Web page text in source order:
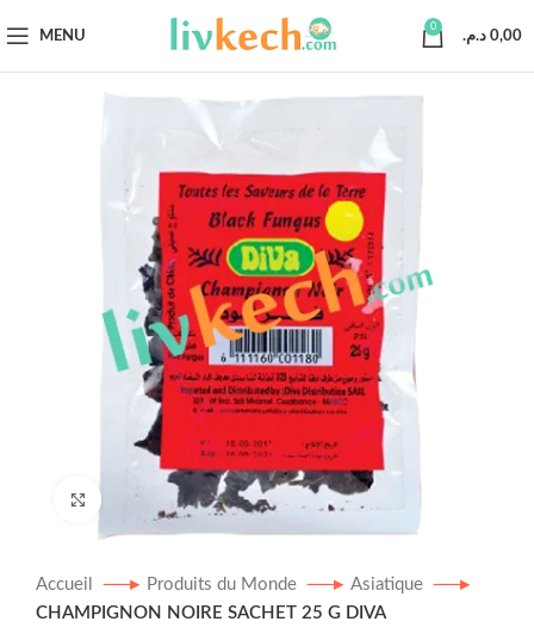
MENU
0
0,00 د.م.
Click to enlarge
Accueil Produits du Monde
Asiatique
CHAMPIGNON NOIRE SACHET 25 G DIVA